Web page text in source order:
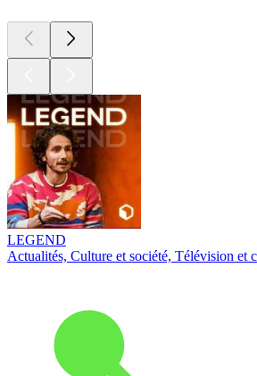
LEGEND
Actualités, Culture et société, Télévision et